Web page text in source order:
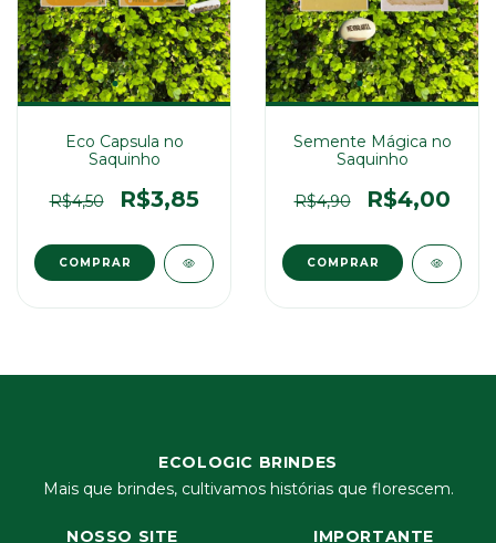
Eco Capsula no
Saquinho
R$4,50 R$3,85
Semente Mágica no
Saquinho
R$4,90 R$4,00
ECOLOGIC BRINDES
Mais que brindes, cultivamos histórias que florescem.
NOSSO SITE
IMPORTANTE